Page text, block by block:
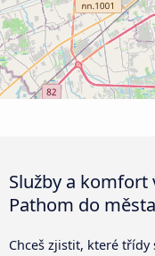
Služby a komfort
Pathom do
Chceš zjistit, které